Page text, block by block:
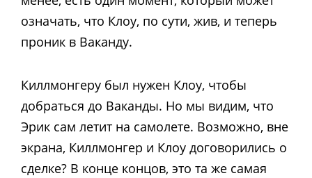
означать, что Клоу, по сути, жив, и теперь
проник в Ваканду.
Киллмонгеру был нужен Клоу, чтобы
добраться до Ваканды. Но мы видим, что
Эрик сам летит на самолете. Возможно, вне
экрана, Киллмонгер и Клоу договорились о
сделке? В конце концов, это та же самая